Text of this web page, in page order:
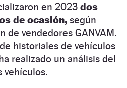
en 2023 dos
de ocasión, según
de vendedores GANVAM.
historiales de vehículos
realizado un análisis del
vehículos.